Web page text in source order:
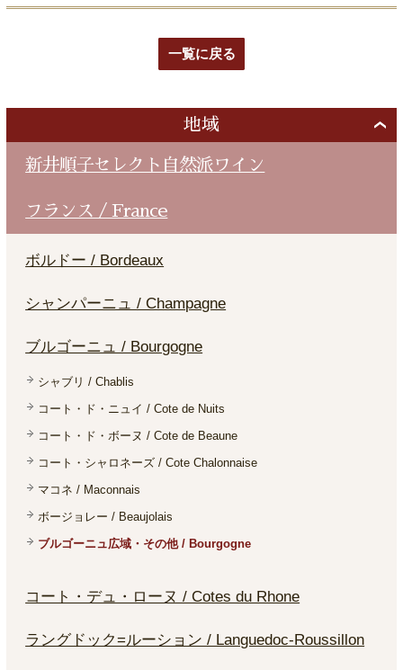
一覧に戻る
地域
新井順子セレクト自然派ワイン
フランス / France
ボルドー / Bordeaux
シャンパーニュ / Champagne
ブルゴーニュ / Bourgogne
シャブリ / Chablis
コート・ド・ニュイ / Cote de Nuits
コート・ド・ボーヌ / Cote de Beaune
コート・シャロネーズ / Cote Chalonnaise
マコネ / Maconnais
ボージョレー / Beaujolais
ブルゴーニュ広域・その他 / Bourgogne
コート・デュ・ローヌ / Cotes du Rhone
ラングドック=ルーション / Languedoc-Roussillon